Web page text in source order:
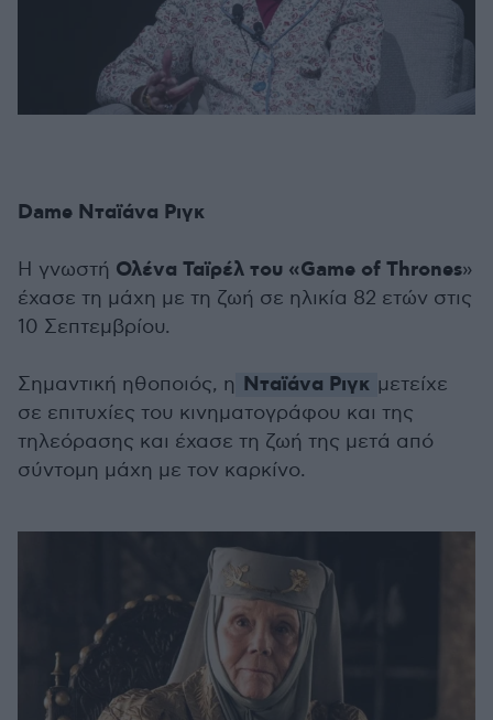
Dame Νταϊάνα Ριγκ
Η γνωστή Ολένα Ταϊρέλ του «Game of Thrones»
έχασε τη μάχη με τη ζωή σε ηλικία 82 ετών στις
10 Σεπτεμβρίου.
Σημαντική ηθοποιός, η Νταϊάνα Ριγκ μετείχε
σε επιτυχίες του κινηματογράφου και της
τηλεόρασης και έχασε τη ζωή της μετά από
σύντομη μάχη με τον καρκίνο.